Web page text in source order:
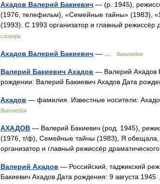
Ахадов Валерий Бакиевич — (р. 1945),
(1976, телефильм), «Семейные тайны» (1983),
(1993). С 1993 организатор и главный
словарь
Ахадов Валерий Бакиевич — … Википедия
Валерий Бакиевич Ахадов — Валерий Ахадов
рождении: Валерий Бакиевич Ахадов Дата
Ахадов — фамилия. Известные носители:
Википедия
АХАДОВ — Валерий Бакиевич (род. 1945),
(1976, т/ф), Семейные тайны (1983), Я обещала,
организатор и главный режиссёр
Валерий Ахадов — Российский, таджикский
Бакиевич Ахадов Дата рождения: 9 августа